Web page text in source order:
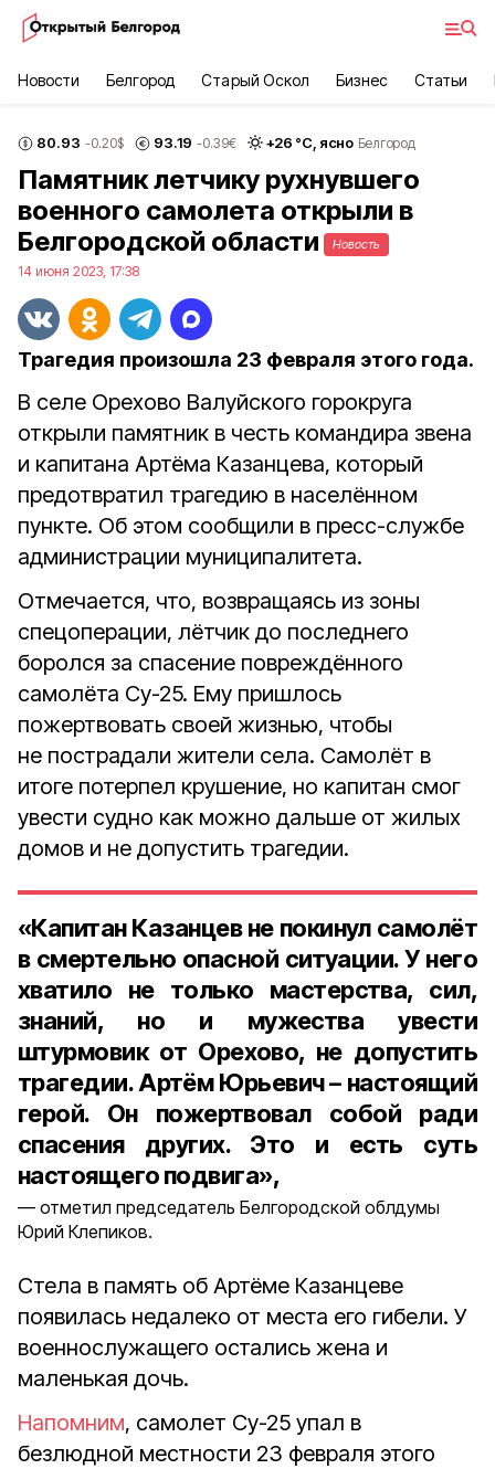
Новости Белгород Старый Оскол Бизнес Статьи
80.93 -0.20$ 93.19 -0.39€ +26 °С, ясно Белгород
Памятник летчику рухнувшего
военного самолета открыли в
Белгородской области
Новость
14 июня 2023, 17:38
Трагедия произошла 23 февраля этого года.
В селе Орехово Валуйского горокруга
открыли памятник в честь командира звена
и капитана Артёма Казанцева, который
предотвратил трагедию в населённом
пункте. Об этом сообщили в пресс-службе
администрации муниципалитета.
Отмечается, что, возвращаясь из зоны
спецоперации, лётчик до последнего
боролся за спасение повреждённого
самолёта Су-25. Ему пришлось
пожертвовать своей жизнью, чтобы
не пострадали жители села. Самолёт в
итоге потерпел крушение, но капитан смог
увести судно как можно дальше от жилых
домов и не допустить трагедии.
«Капитан Казанцев не покинул самолёт
в смертельно опасной ситуации. У него
хватило не только мастерства, сил,
знаний, но и мужества увести
штурмовик от Орехово, не допустить
трагедии. Артём Юрьевич – настоящий
герой. Он пожертвовал собой ради
спасения других. Это и есть суть
настоящего подвига»,
отметил председатель Белгородской облдумы
Юрий Клепиков.
Стела в память об Артёме Казанцеве
появилась недалеко от места его гибели. У
военнослужащего остались жена и
маленькая дочь.
Напомним, самолет Су-25 упал в
безлюдной местности 23 февраля этого